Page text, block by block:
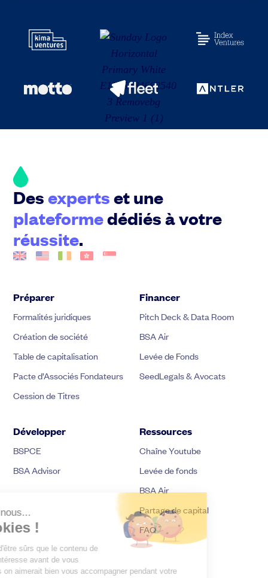
Desexpertset une
plateformedédiés à votre
réussite.
Préparer
Formalités juridiques
Création de société
Table de capitalisation
Pacte d’Associés Fondateurs
Cession de Titres
Financer
Pitch Deck & Data Room
BSA Air
Levée de Fonds
SeedLegals & Avocats
Développer
BSPCE
BSA Advisor
Ressources
Chaîne Youtube
Levée de fonds
BSA Air
Partage de capital
FAQ